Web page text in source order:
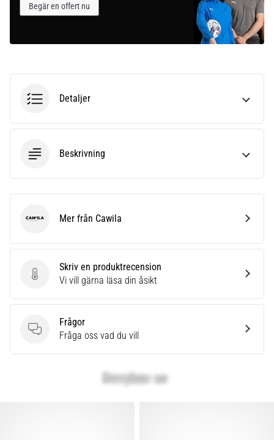
Begär en offert nu
Detaljer
Beskrivning
Skriv en produktrecension
Skriv en produktrecension
Vi vill gärna läsa din åsikt
Frågor
Frågor
Fråga oss vad du vill
Cawila Mer från Cawila